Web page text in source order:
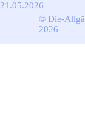
21.05.2026
© Die-
2026